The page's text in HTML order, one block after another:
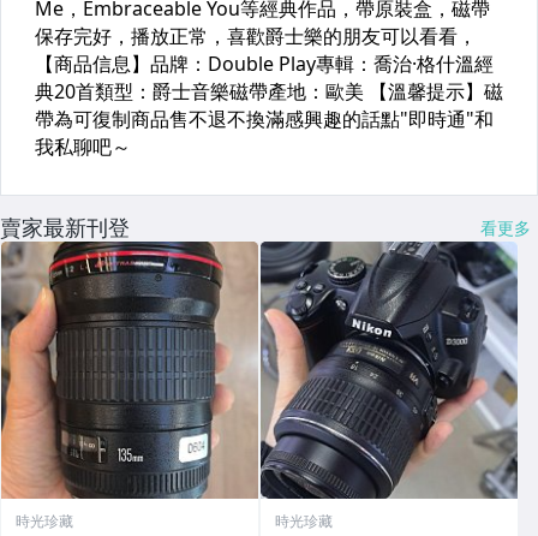
賣家最新刊登 看更多
時光珍藏 時光珍藏